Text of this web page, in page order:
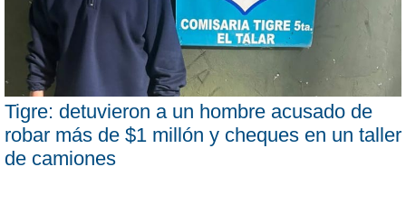
Tigre: detuvieron a un hombre acusado de
robar más de $1 millón y cheques en un taller
de camiones